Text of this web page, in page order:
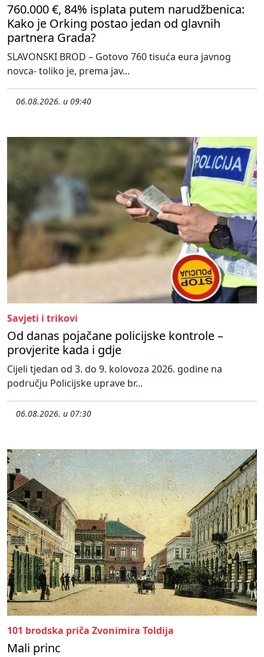
760.000 €, 84% isplata putem narudžbenica:
Kako je Orking postao jedan od glavnih
partnera Grada?
SLAVONSKI BROD – Gotovo 760 tisuća eura javnog
novca- toliko je, prema jav...
06.08.2026. u 09:40
Savjeti i trikovi
Od danas pojačane policijske kontrole –
provjerite kada i gdje
Cijeli tjedan od 3. do 9. kolovoza 2026. godine na
području Policijske uprave br...
06.08.2026. u 07:30
101 brodska priča Zvonimira Toldija
Mali princ